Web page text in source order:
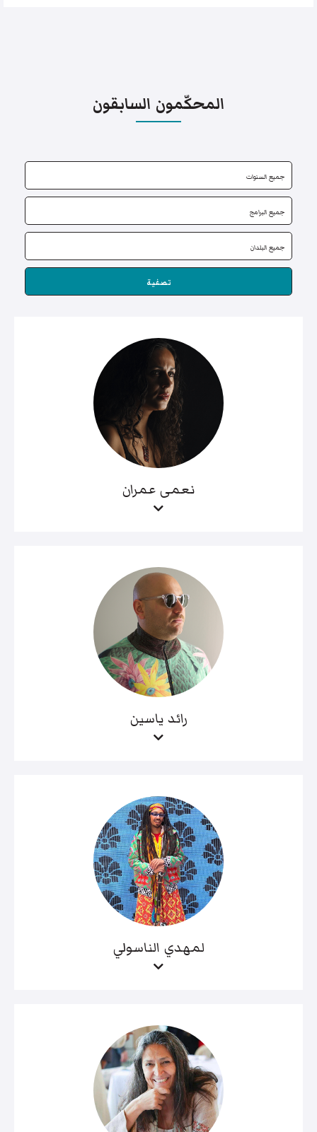
المحكّمون السابقون
تصفية
نعمى عمران
رائد ياسين
لمهدي الناسولي